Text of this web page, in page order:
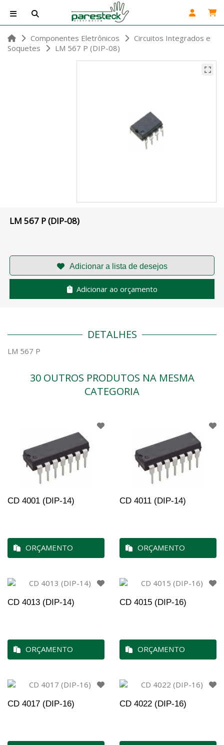
Componentes Eletrônicos
Circuitos Integrados e
Soquetes
LM 567 P (DIP-08)
LM 567 P (DIP-08)
Adicionar ao orçamento
DETALHES
LM 567 P
30 OUTROS PRODUTOS NA MESMA
CATEGORIA
CD 4001 (DIP-14)
ORÇAMENTO
CD 4011 (DIP-14)
ORÇAMENTO
CD 4013 (DIP-14)
ORÇAMENTO
CD 4015 (DIP-16)
ORÇAMENTO
CD 4017 (DIP-16) CD 4022 (DIP-16)